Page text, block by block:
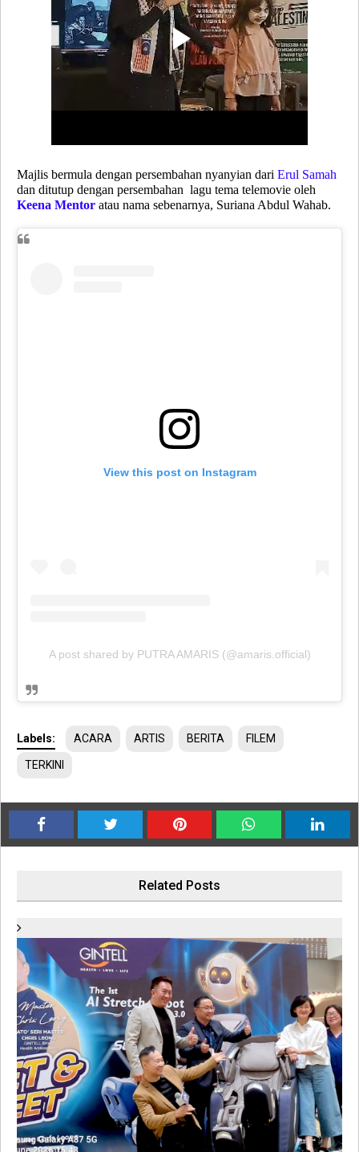
Majlis bermula dengan persembahan nyanyian dari Erul Samah
dan ditutup dengan persembahan lagu tema telemovie oleh
Keena Mentor atau nama sebenarnya, Suriana Abdul Wahab.
View this post on Instagram
A post shared by PUTRA AMARIS (@amaris.official)
Labels: ACARA ARTIS BERITA FILEM
TERKINI
Related Posts